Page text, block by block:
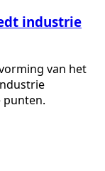
industrie
van het
punten.